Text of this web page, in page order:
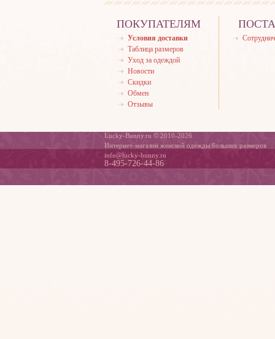
ПОКУПАТЕЛЯМ
Условия доставки
Таблица размеров
Уход за одеждой
Новости
Скидки
Обмен
Отзывы
Lucky-Bunny.ru © 2010-2026
Интернет-магазин женской одежды больших размеров
info@lucky-bunny.ru
8-495-726-44-86